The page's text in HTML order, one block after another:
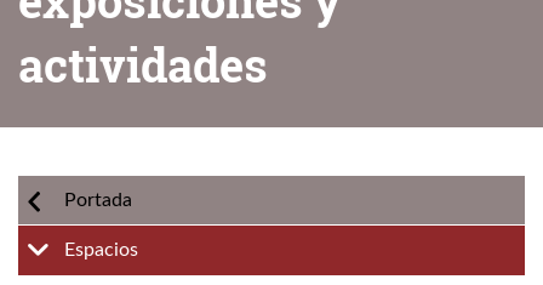
actividades
Portada
Espacios